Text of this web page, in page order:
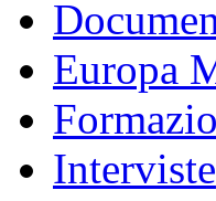
Europa
Interviste